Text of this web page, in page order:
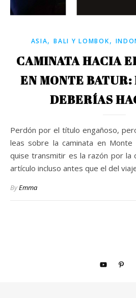
ASIA,BALI Y LOMBOK,
CAMINATA HACIA
EN MONTE BATUR:
DEBERÍAS
Perdón por el título engañoso, pero realmente quiero que
leas sobre la caminata en Monte
quise transmitir es la razón por la
artículo incluso antes que el del
ByEmma